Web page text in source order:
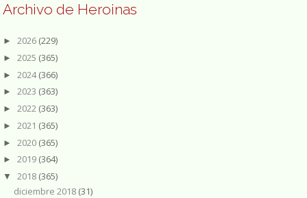
Archivo de Heroinas
► 2026 (229)
► 2025 (365)
► 2024(366)
► 2023 (363)
► 2022 (363)
► 2021 (365)
► 2020 (365)
► 2019 (364)
▼ 2018 (365)
diciembre 2018 (31)